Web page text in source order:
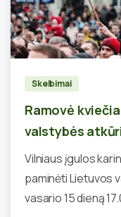
Skelbimai
Ramovė
valstybės
Vilniaus įgulos
paminėti Lietuvos
vasario 15 dieną